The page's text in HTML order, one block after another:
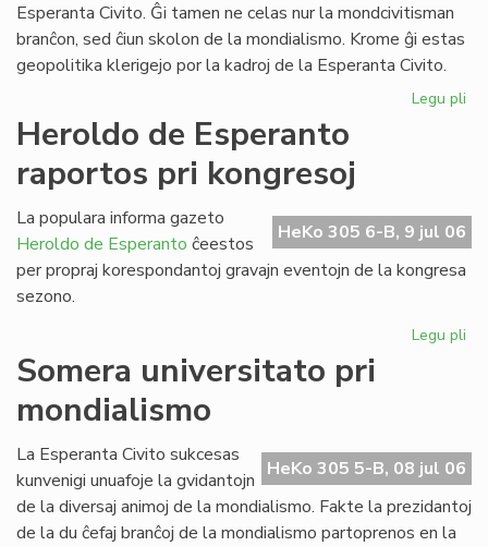
Esperanta Civito. Ĝi tamen ne celas nur la mondcivitisman
branĉon, sed ĉiun skolon de la mondialismo. Krome ĝi estas
geopolitika klerigejo por la kadroj de la Esperanta Civito.
Legu pli
Heroldo de Esperanto
raportos pri kongresoj
HeKo 305 6-B, 9 jul 06
La populara informa gazeto
Heroldo de Esperanto ĉeestos
per propraj korespondantoj gravajn eventojn de la kongresa
sezono.
Legu pli
pri
Somera universitato pri
mondialismo
HeKo 305 5-B, 08 jul 06
La Esperanta Civito sukcesas
kunvenigi unuafoje la gvidantojn
de la diversaj animoj de la mondialismo. Fakte la prezidantoj
de la du ĉefaj branĉoj de la mondialismo partoprenos en la